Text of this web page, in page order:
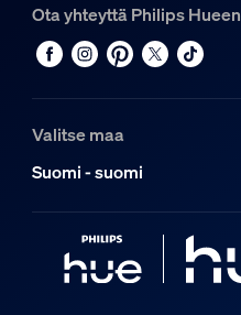
Ota yhteyttä Philips Hueen
Valitse maa
Suomi - suomi